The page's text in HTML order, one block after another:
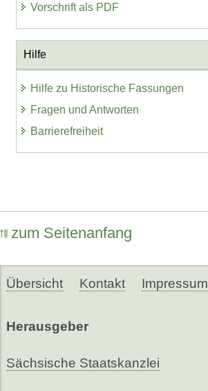
Vorschrift als PDF
Hilfe
Hilfe zu Historische Fassungen
Fragen und Antworten
Barrierefreiheit
zum Seitenanfang
Übersicht Kontakt Impressum
Herausgeber
Sächsische Staatskanzlei